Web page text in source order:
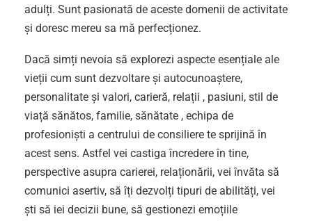
adulți. Sunt pasionată de aceste domenii de activitate
și doresc mereu sa mă perfecționez.
Dacă simți nevoia să explorezi aspecte esențiale ale
vieții cum sunt dezvoltare și autocunoaștere,
personalitate și valori, carieră, relații , pasiuni, stil de
viață sănătos, familie, sănătate , echipa de
profesioniști a centrului de consiliere te sprijină în
acest sens. Astfel vei castiga încredere în tine,
perspective asupra carierei, relaționării, vei învăta să
comunici asertiv, să îți dezvolți tipuri de abilități, vei
ști să iei decizii bune, să gestionezi emoțiile